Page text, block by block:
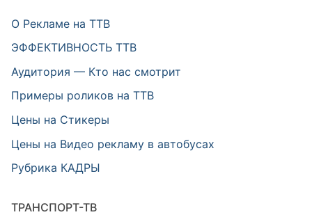
О Рекламе на ТТВ
ЭФФЕКТИВНОСТЬ ТТВ
Аудитория — Кто нас смотрит
Примеры роликов на ТТВ
Цены на Стикеры
Цены на Видео рекламу в автобусах
Рубрика КАДРЫ
ТРАНСПОРТ-ТВ